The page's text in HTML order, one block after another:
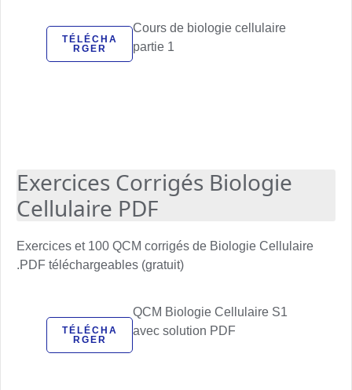
Cours de biologie cellulaire
partie 1
TÉLÉCHA
RGER
Exercices Corrigés Biologie
Cellulaire PDF
Exercices et 100 QCM corrigés de Biologie Cellulaire
PDF téléchargeables (gratuit).
QCM Biologie Cellulaire S1
avec solution PDF
TÉLÉCHA
RGER